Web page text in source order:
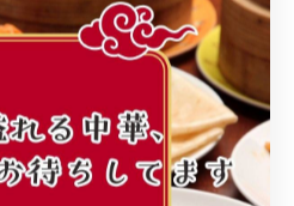
春日部市ならではのコミュニ
けてきた店舗の信頼感が挙
は、単に料理を楽しむだけ
心地の良さを追求している